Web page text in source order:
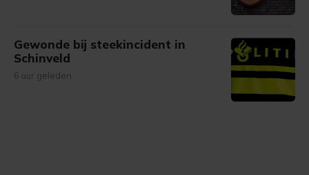
Gewonde bij steekincident in
Schinveld
6 uur geleden